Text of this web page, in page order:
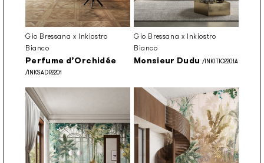
Gio Bressana x Inkiostro
Bianco
Perfume d’Orchidée
/INKSADR2201
Gio Bressana x Inkiostro
Bianco
Monsieur Dudu /INKITIO2201A